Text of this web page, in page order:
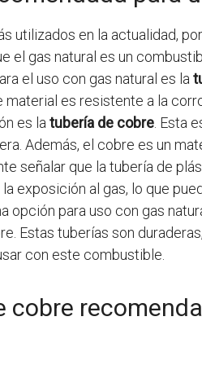
utilizados en la actualidad,
el gas natural es un
el uso con gas natural es la
material es resistente a la
es la tubería de cobre . Esta
Además, el cobre es un
señalar que la tubería de
exposición al gas, lo que
opción para uso con gas
Estas tuberías son
con este combustible.
cobre